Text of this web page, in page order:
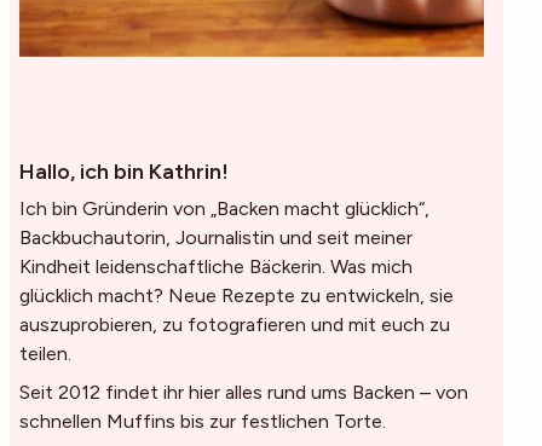
Hallo, ich bin Kathrin!
Ich bin Gründerin von „Backen macht glücklich“,
Backbuchautorin, Journalistin und seit meiner
Kindheit leidenschaftliche Bäckerin. Was mich
glücklich macht? Neue Rezepte zu entwickeln, sie
auszuprobieren, zu fotografieren und mit euch zu
teilen.
Seit 2012 findet ihr hier alles rund ums Backen – von
schnellen Muffins bis zur festlichen Torte.